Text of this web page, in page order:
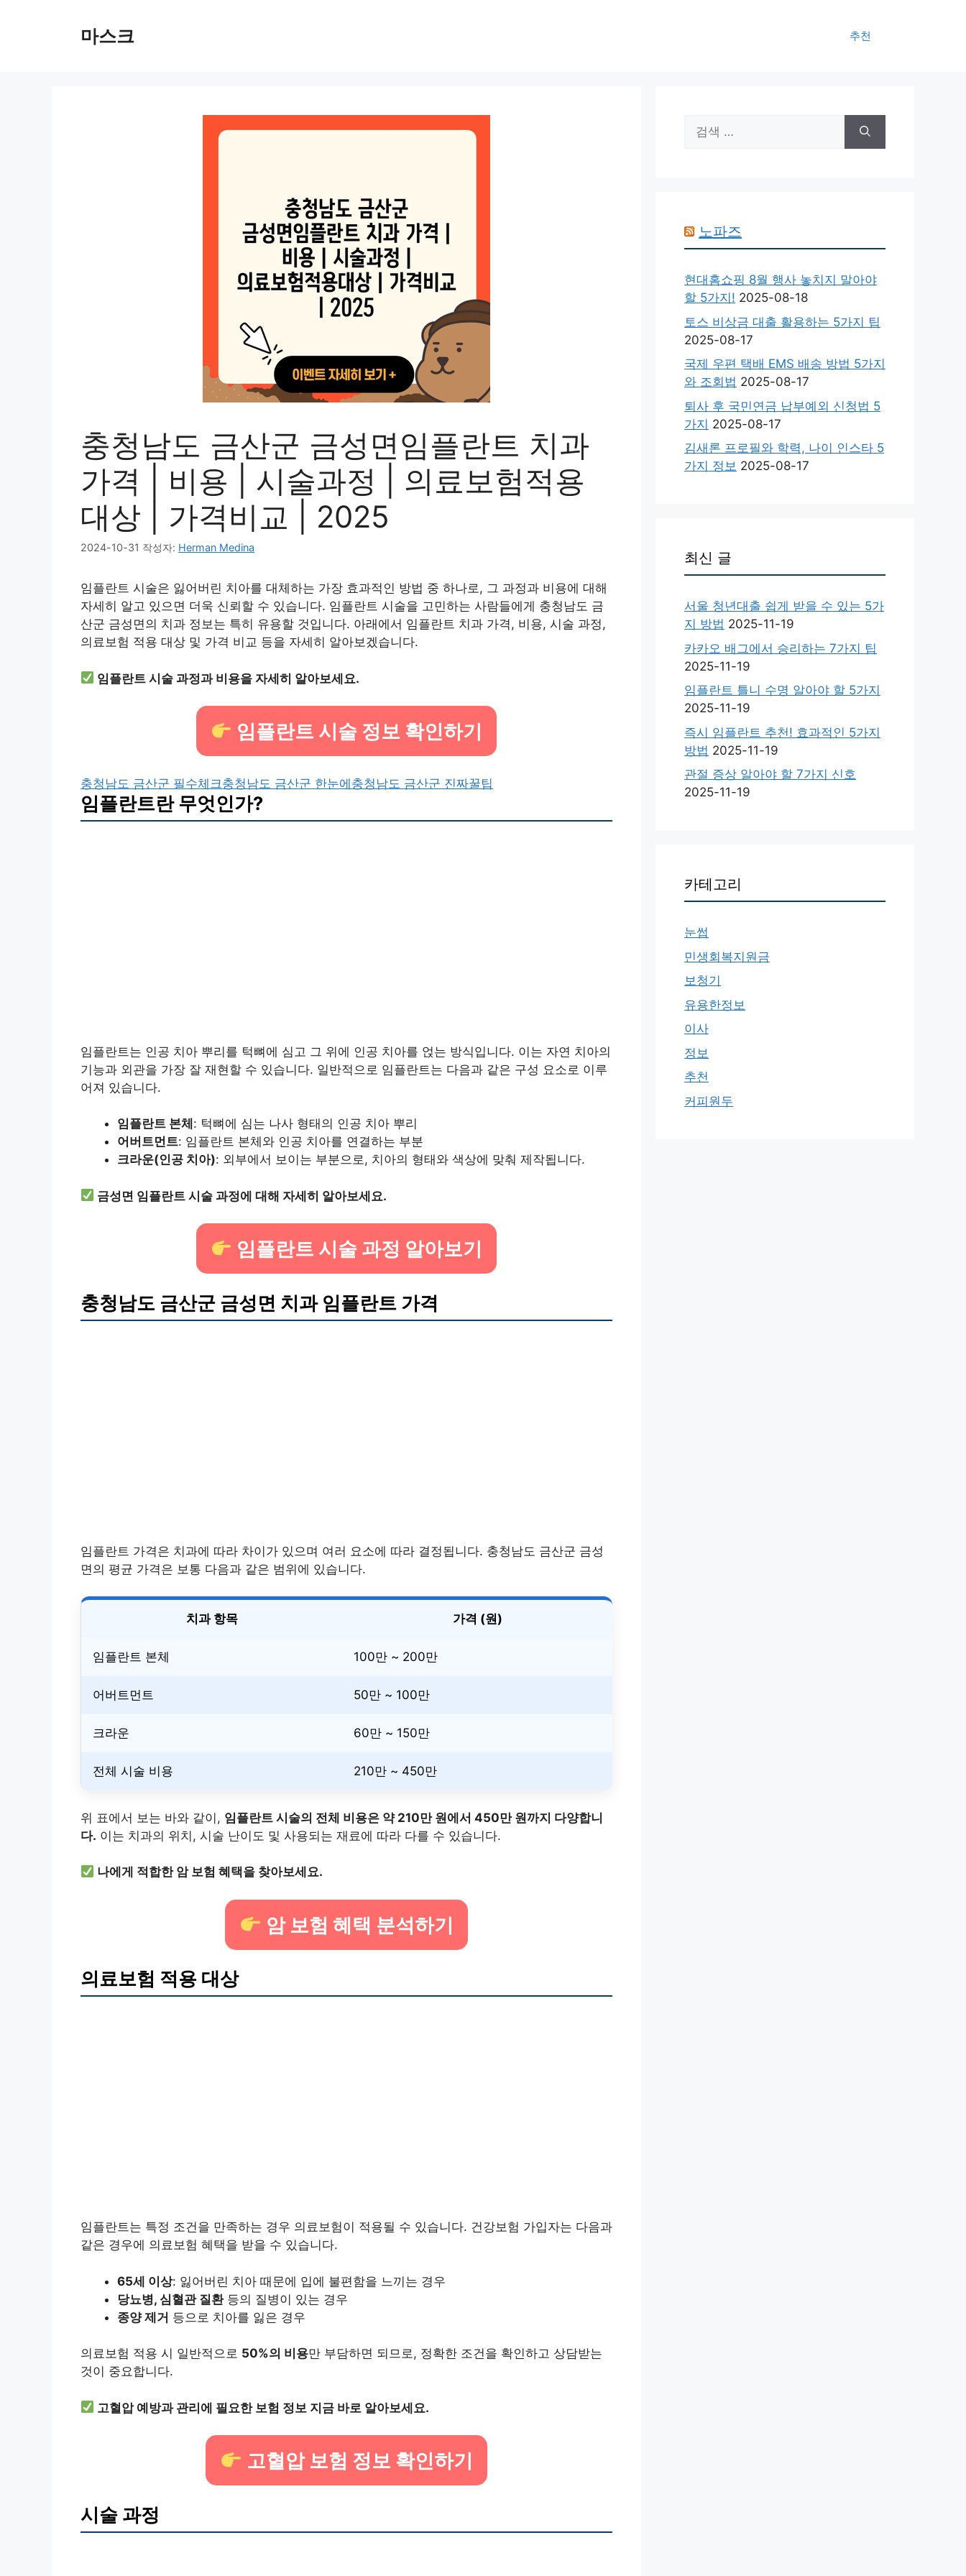
마스크 추천
충청남도 금산군 금성면임플란트 치과
가격 | 비용 | 시술과정 | 의료보험적용
대상 | 가격비교 | 2025
2024-10-31 작성자: Herman Medina
임플란트 시술은 잃어버린 치아를 대체하는 가장 효과적인 방법 중 하나로, 그 과정과 비용에 대해
자세히 알고 있으면 더욱 신뢰할 수 있습니다. 임플란트 시술을 고민하는 사람들에게 충청남도 금
산군 금성면의 치과 정보는 특히 유용할 것입니다. 아래에서 임플란트 치과 가격, 비용, 시술 과정,
의료보험 적용 대상 및 가격 비교 등을 자세히 알아보겠습니다.
임플란트 시술 과정과 비용을 자세히 알아보세요.
임플란트 시술 정보 확인하기
충청남도 금산군 필수체크충청남도 금산군 한눈에충청남도 금산군 진짜꿀팁
임플란트란 무엇인가?
임플란트는 인공 치아 뿌리를 턱뼈에 심고 그 위에 인공 치아를 얹는 방식입니다. 이는 자연 치아의
기능과 외관을 가장 잘 재현할 수 있습니다. 일반적으로 임플란트는 다음과 같은 구성 요소로 이루
어져 있습니다.
임플란트 본체 : 턱뼈에 심는 나사 형태의 인공 치아 뿌리
어버트먼트: 임플란트 본체와 인공 치아를 연결하는 부분
크라운(인공 치아): 외부에서 보이는 부분으로, 치아의 형태와 색상에 맞춰 제작됩니다.
금성면 임플란트 시술 과정에 대해 자세히 알아보세요.
임플란트 시술 과정 알아보기
충청남도 금산군 금성면 치과 임플란트 가격
임플란트 가격은 치과에 따라 차이가 있으며 여러 요소에 따라 결정됩니다. 충청남도 금산군 금성
면의 평균 가격은 보통 다음과 같은 범위에 있습니다.
치과 항목 가격 (원)
임플란트 본체 100만 ~ 200만
어버트먼트 50만 ~ 100만
크라운 60만 ~ 150만
전체 시술 비용 210만 ~ 450만
위 표에서 보는 바와 같이, 임플란트 시술의 전체 비용은 약 210만 원에서 450만 원까지 다양합니
다. 이는 치과의 위치, 시술 난이도 및 사용되는 재료에 따라 다를 수 있습니다.
나에게 적합한 암 보험 혜택을 찾아보세요.
암 보험 혜택 분석하기
의료보험 적용 대상
임플란트는 특정 조건을 만족하는 경우 의료보험이 적용될 수 있습니다. 건강보험 가입자는 다음과
같은 경우에 의료보험 혜택을 받을 수 있습니다.
65세 이상: 잃어버린 치아 때문에 입에 불편함을 느끼는 경우
당뇨병, 심혈관 질환등의 질병이 있는 경우
종양 제거 등으로 치아를 잃은 경우
의료보험 적용 시 일반적으로 50%의 비용만 부담하면 되므로, 정확한 조건을 확인하고 상담받는
것이 중요합니다.
고혈압 예방과 관리에 필요한 보험 정보 지금 바로 알아보세요.
고혈압 보험 정보 확인하기
시술 과정
색:
노파즈
현대홈쇼핑 8월 행사 놓치지 말아야
할 5가지! 2025-08-18
토스 비상금 대출 활용하는 5가지 팁
2025-08-17
국제 우편 택배 EMS 배송 방법 5가지
와 조회법 2025-08-17
퇴사 후 국민연금 납부예외 신청법 5
가지 2025-08-17
김새론 프로필와 학력, 나이 인스타 5
가지 정보 2025-08-17
최신 글
서울 청년대출 쉽게 받을 수 있는 5가
지 방법 2025-11-19
카카오 배그에서 승리하는 7가지 팁
2025-11-19
임플란트 틀니 수명 알아야 할 5가지
2025-11-19
즉시 임플란트 추천! 효과적인 5가지
방법 2025-11-19
관절 증상 알아야 할 7가지 신호
2025-11-19
카테고리
눈썹
민생회복지원금
보청기
유용한정보
이사
정보
추천
커피원두